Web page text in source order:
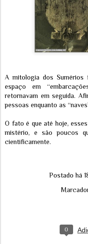
A mitologia dos Sumérios
espaço em
retornavam em seguida.
pessoas enquanto as
O fato é que até hoje,
mistério, e são poucos
cientificamente.
Postado há
0